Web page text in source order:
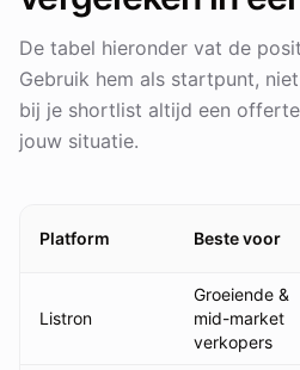
De tabel hieronder vat de
Gebruik hem als startpunt,
bij je shortlist altijd een
jouw situatie.
Platform Beste voor
Listron
Groeiende &
mid-market
verkopers